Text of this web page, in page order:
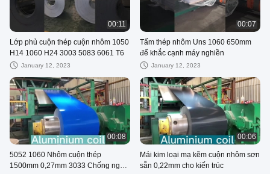
00:11
Lớp phủ cuộn thép cuộn nhôm 1050
H14 1060 H24 3003 5083 6061 T6
January 12, 2023
00:07
Tấm thép nhôm Uns 1060 650mm
để khắc cạnh máy nghiền
January 12, 2023
00:08
5052 1060 Nhôm cuộn thép
1500mm 0,27mm 3033 Chống ngón
00:06
Mái kim loại mạ kẽm cuộn nhôm sơn
sẵn 0,22mm cho kiến ​​trúc